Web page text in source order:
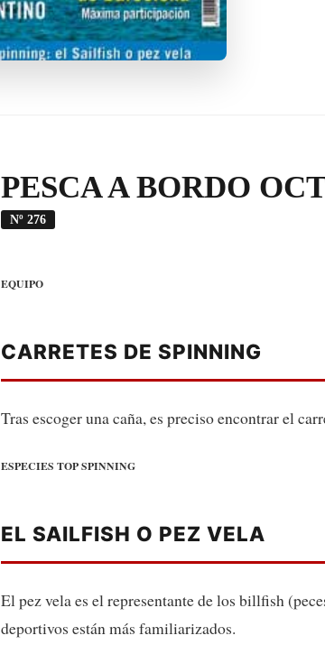
PESCA A BORDO
Nº 276
EQUIPO
CARRETES DE SPINNING
Tras escoger una caña, es preciso encontrar el
ESPECIES TOP SPINNING
EL SAILFISH O PEZ VELA
El pez vela es el representante de los billfish
deportivos están más familiarizados.